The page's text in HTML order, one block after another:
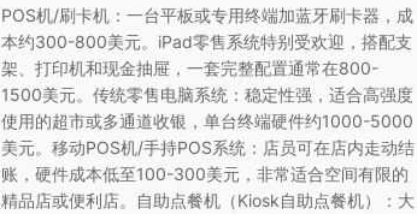
POS机/刷卡机：一台平板或专用终端加蓝牙刷卡器，成
本约300-800美元。iPad零售系统特别受欢迎，搭配支
架、打印机和现金抽屉，一套完整配置通常在800-
1500美元。传统零售电脑系统：稳定性强，适合高强度
使用的超市或多通道收银，单台终端硬件约1000-5000
美元。移动POS机/手持POS系统：店员可在店内走动结
账，硬件成本低至100-300美元，非常适合空间有限的
精品店或便利店。自助点餐机（Kiosk自助点餐机）：大